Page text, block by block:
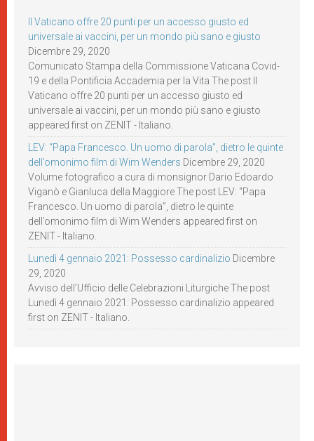
Il Vaticano offre 20 punti per un accesso giusto ed
universale ai vaccini, per un mondo più sano e giusto
Dicembre 29, 2020
Comunicato Stampa della Commissione Vaticana Covid-
19 e della Pontificia Accademia per la Vita The post Il
Vaticano offre 20 punti per un accesso giusto ed
universale ai vaccini, per un mondo più sano e giusto
appeared first on ZENIT - Italiano.
LEV: “Papa Francesco. Un uomo di parola”, dietro le quinte
dell’omonimo film di Wim Wenders Dicembre 29, 2020
Volume fotografico a cura di monsignor Dario Edoardo
Viganò e Gianluca della Maggiore The post LEV: “Papa
Francesco. Un uomo di parola”, dietro le quinte
dell’omonimo film di Wim Wenders appeared first on
ZENIT - Italiano.
Lunedì 4 gennaio 2021: Possesso cardinalizio Dicembre
29, 2020
Avviso dell’Ufficio delle Celebrazioni Liturgiche The post
Lunedì 4 gennaio 2021: Possesso cardinalizio appeared
first on ZENIT - Italiano.